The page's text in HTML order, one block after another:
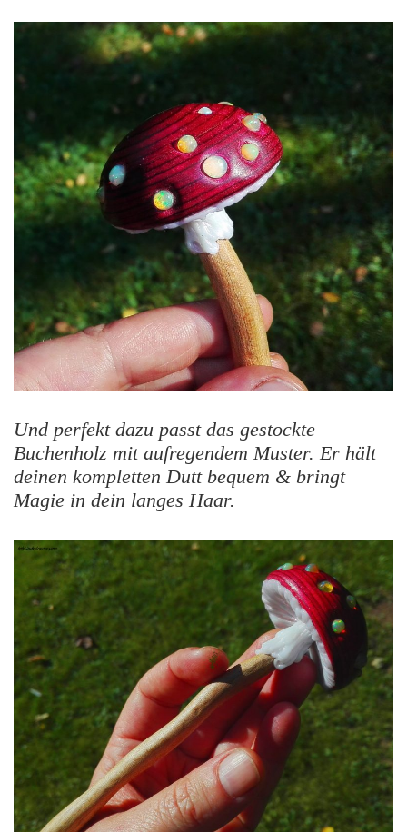
Und perfekt dazu passt das gestockte
Buchenholz mit aufregendem Muster. Er hält
deinen kompletten Dutt bequem & bringt
Magie in dein langes Haar.